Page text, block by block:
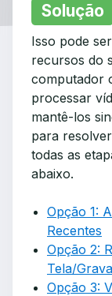
Solução
Isso pode
recursos do
computador
processar
mantê-los
para
todas as
abaixo.
Opção 1:
Recentes
Opção 2:
Tela/
Opção 3: